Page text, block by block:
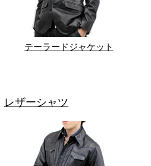
テーラードジャケット
レザーシャツ